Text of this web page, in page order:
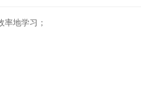
地学习；